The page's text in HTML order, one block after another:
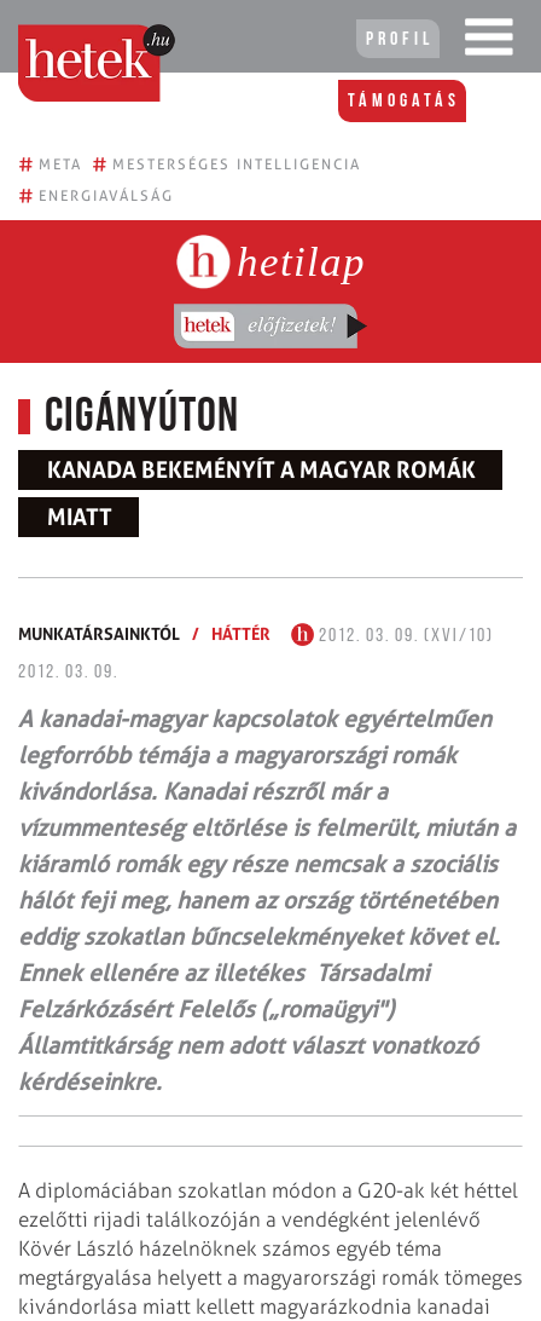
Profil
Támogatás
# META # MESTERSÉGES INTELLIGENCIA
# ENERGIAVÁLSÁG
hetilap
Cigányúton
KANADA BEKEMÉNYÍT A MAGYAR ROMÁK
MIATT
MUNKATÁRSAINKTÓL / HÁTTÉR
2012. 03. 09. (XVI/10)
2012. 03. 09.
A kanadai-magyar kapcsolatok egyértelműen
legforróbb témája a magyarországi romák
kivándorlása. Kanadai részről már a
vízummenteség eltörlése is felmerült, miután a
kiáramló romák egy része nemcsak a szociális
hálót feji meg, hanem az ország történetében
eddig szokatlan bűncselekményeket követ el.
Ennek ellenére az illetékes Társadalmi
Felzárkózásért Felelős („romaügyi")
Államtitkárság nem adott választ vonatkozó
kérdéseinkre.
A diplomáciában szokatlan módon a G20-ak két héttel
ezelőtti rijadi találkozóján a vendégként jelenlévő
Kövér László házelnöknek számos egyéb téma
megtárgyalása helyett a magyarországi romák tömeges
kivándorlása miatt kellett magyarázkodnia kanadai